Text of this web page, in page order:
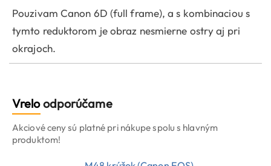
Pouzivam Canon 6D (full frame), a s kombinaciou s
tymto reduktorom je obraz nesmierne ostry aj pri
okrajoch.
Vreloodporúčame
Akciové ceny sú platné pri nákupe spolu s hlavným
produktom!